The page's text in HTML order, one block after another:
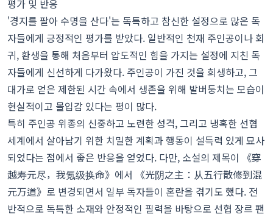
평가 및 반응
'경지를 팔아 수명을 산다'는 독특하고 참신한 설정으로 많은 독
자들에게 긍정적인 평가를 받았다. 일반적인 천재 주인공이나 회
귀, 환생을 통해 처음부터 압도적인 힘을 가지는 설정에 지친 독
자들에게 신선하게 다가왔다. 주인공이 가진 것을 희생하고, 그
대가로 얻은 제한된 시간 속에서 생존을 위해 발버둥치는 모습이
현실적이고 몰입감 있다는 평이 많다.
특히 주인공 위종의 신중하고 노련한 성격, 그리고 냉혹한 선협
세계에서 살아남기 위한 치밀한 계획과 행동이 설득력 있게 묘사
되었다는 점에서 좋은 반응을 얻었다. 다만, 소설의 제목이 《穿
越寿元尽，我氪级换命》에서 《光阴之主：从五行散修到混
元万道》로 변경되면서 일부 독자들이 혼란을 겪기도 했다. 전
반적으로 독특한 소재와 안정적인 필력을 바탕으로 선협 장르 팬